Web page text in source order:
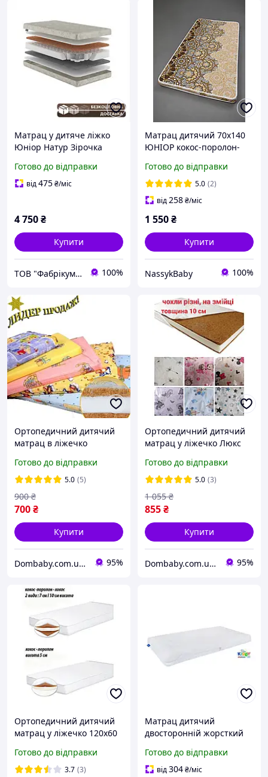
Матрац у дитяче ліжко
Юніор Натур Зірочка
ортопедичний для
підтримки спини
Готово до відправки
від475₴/міс
4 750₴
Купити
ТОВ "Фабрікум" - магазин ортопедичних матрасів 100%
Матрац дитячий 70х140
ЮНІОР кокос-поролон-
Готово до відправки
5.0 (2)
від258₴/міс
1 550₴
Купити
NassykBaby 100%
Ортопедичний дитячий
матрац в ліжечко
поролон-кокос (КПК) -
дитячий матрацик в
манеж
Готово до відправки
5.0 (5)
700₴
900 ₴
Купити
Dombaby.com.ua - інтернет магазин дитячих товарів 95%
Ортопедичний дитячий
матрац у ліжечко Люкс
дитячий матрац у манеж
Готово до відправки
5.0 (3)
855₴
1 055 ₴
Купити
Dombaby.com.ua - інтернет магазин дитячих товарів 95%
Ортопедичний дитячий
матрац у ліжечко 120х60
манеж кокос-поролон
Готово до відправки
3.7 (3)
Матрац дитячий
двосторонній жорсткий
Eurosleep BT-15217
Готово до відправки
від304₴/міс